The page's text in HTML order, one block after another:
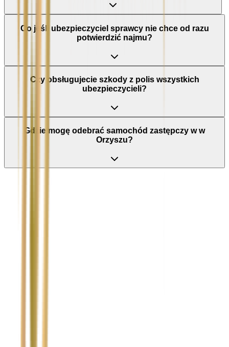
Co jeśli ubezpieczyciel sprawcy nie chce od razu
potwierdzić najmu?
Czy obsługujecie szkody z polis wszystkich
ubezpieczycieli?
Gdzie mogę odebrać samochód zastępczy w w
Orzyszu?